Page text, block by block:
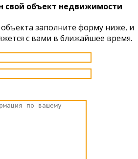
свой объект недвижимости
заполните форму ниже, и
с вами в ближайшее время.